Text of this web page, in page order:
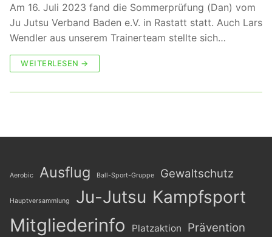
Am 16. Juli 2023 fand die Sommerprüfung (Dan) vom
Ju Jutsu Verband Baden e.V. in Rastatt statt. Auch Lars
Wendler aus unserem Trainerteam stellte sich…
WEITERLESEN →
Aerobic Ausflug Ball-Sport-Gruppe Gewaltschutz
Hauptversammlung Ju-Jutsu Kampfsport
Mitgliederinfo Platzaktion Prävention